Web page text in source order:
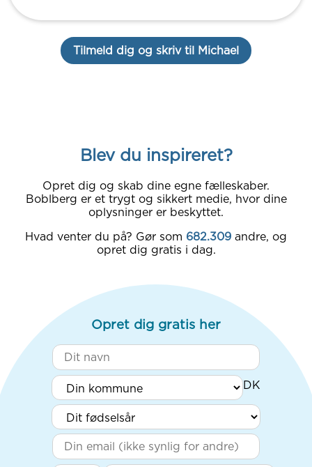
Tilmeld dig og skriv til Michael
Blev du inspireret?
Opret dig og skab dine egne fælleskaber.
Boblberg er et trygt og sikkert medie, hvor dine
oplysninger er beskyttet.
Hvad venter du på? Gør som 682.309 andre, og
opret dig gratis i dag.
Opret dig gratis her